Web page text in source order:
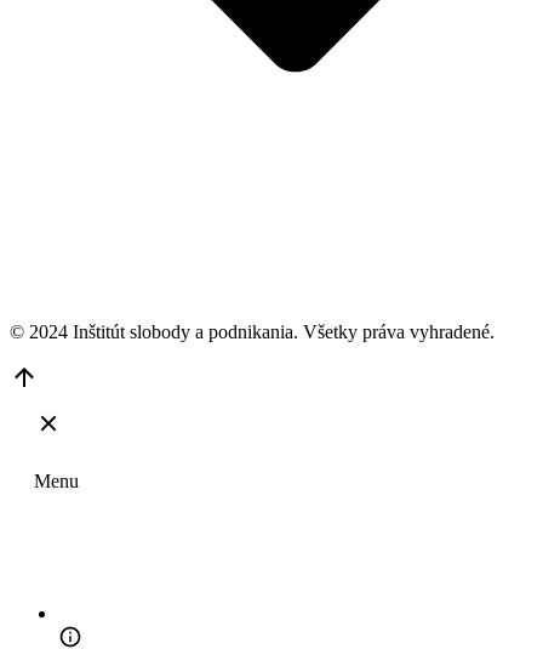
© 2024 Inštitút slobody a podnikania. Všetky práva vyhradené.
Top
Menu